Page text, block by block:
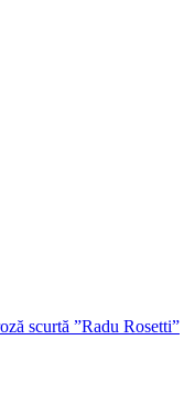
scurtă ”Radu Rosetti”